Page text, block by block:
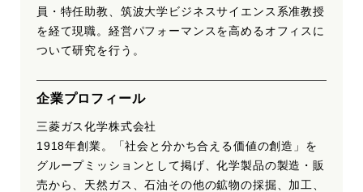
員・特任助教、筑波大学ビジネスサイエンス系准教授
を経て現職。経営パフォーマンスを高めるオフィスに
ついて研究を行う。
企業プロフィール
三菱ガス化学株式会社
1918年創業。「社会と分かち合える価値の創造」を
グループミッションとして掲げ、化学製品の製造・販
売から、天然ガス、石油その他の鉱物の採掘、加工、